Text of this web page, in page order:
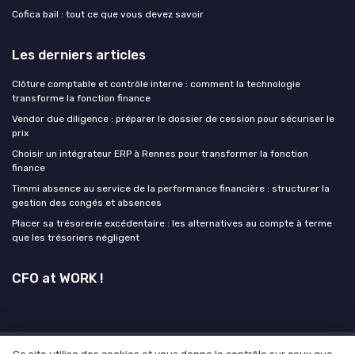
Cofica bail : tout ce que vous devez savoir
Les derniers articles
Clôture comptable et contrôle interne : comment la technologie
transforme la fonction finance
Vendor due diligence : préparer le dossier de cession pour sécuriser le
prix
Choisir un intégrateur ERP à Rennes pour transformer la fonction
finance
Timmi absence au service de la performance financière : structurer la
gestion des congés et absences
Placer sa trésorerie excédentaire : les alternatives au compte à terme
que les trésoriers négligent
CFO at WORK !